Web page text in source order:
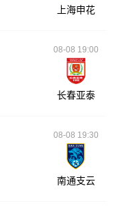
上海申花
08-08 19:00
长春亚泰
08-08 19:30
南通支云